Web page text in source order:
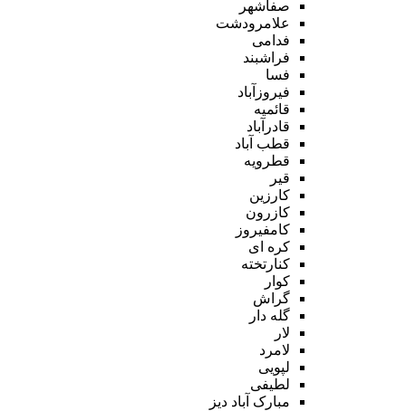
صفاشهر
علامرودشت
فدامی
فراشبند
فسا
فیروزآباد
قائمیه
قادرآباد
قطب آباد
قطرویه
قیر
کارزین
کازرون
کامفیروز
کره ای
کنارتخته
کوار
گراش
گله دار
لار
لامرد
لپویی
لطیفی
مبارک آباد دیز